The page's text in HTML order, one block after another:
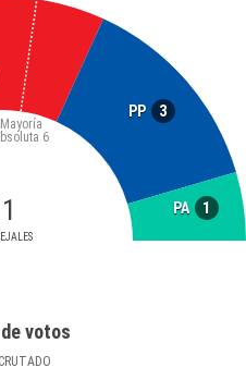
PP 3
PA 1
Mayoría
6
votos